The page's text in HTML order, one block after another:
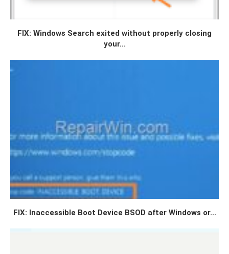
FIX: Windows Search exited without properly closing
your...
FIX: Inaccessible Boot Device BSOD after Windows or...